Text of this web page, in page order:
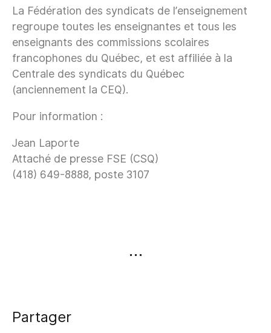
La Fédération des syndicats de l’enseignement
regroupe toutes les enseignantes et tous les
enseignants des commissions scolaires
francophones du Québec, et est affiliée à la
Centrale des syndicats du Québec
(anciennement la CEQ).
Pour information :
Jean Laporte
Attaché de presse FSE (CSQ)
(418) 649-8888, poste 3107
Partager